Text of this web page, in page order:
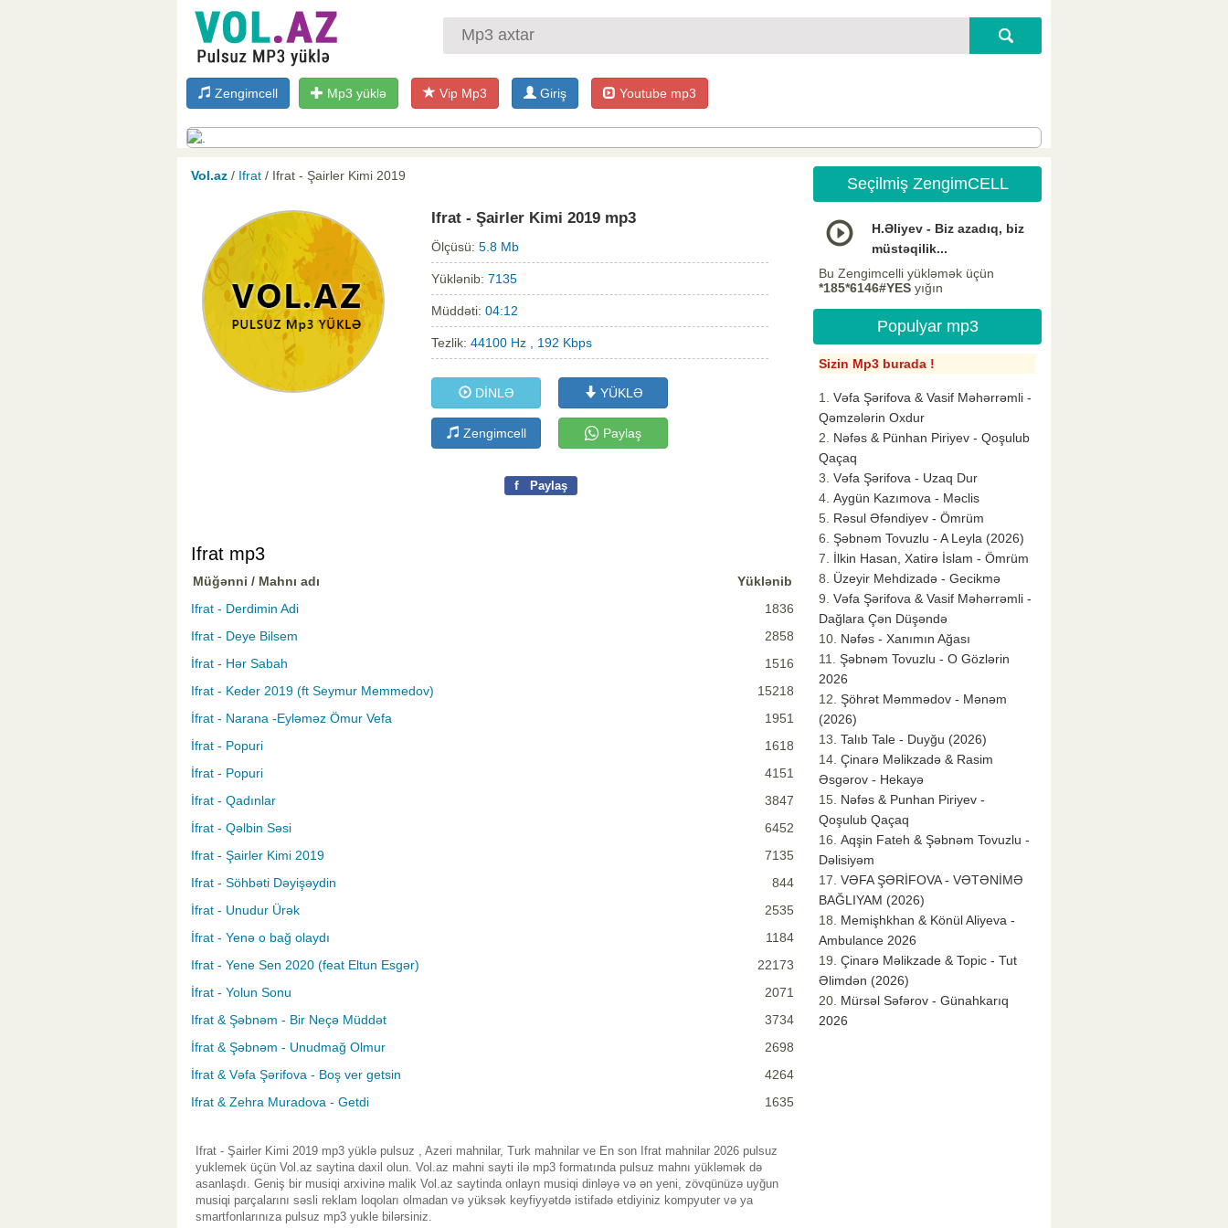
Zengimcell Mp3 yüklə Vip Mp3 Giriş Youtube mp3
Vol.az / Ifrat / Ifrat - Şairler Kimi 2019
Ifrat - Şairler Kimi 2019 mp3
Ölçüsü: 5.8 Mb
Yüklənib: 7135
Müddəti: 04:12
Tezlik: 44100 Hz , 192 Kbps
DİNLƏ YÜKLƏ
Zengimcell Paylaş
f Paylaş
Ifrat mp3
Müğənni / Mahnı adı
Yüklənib
Ifrat - Derdimin Adi
1836
Ifrat - Deye Bilsem
2858
İfrat - Hər Sabah
1516
Ifrat - Keder 2019 (ft Seymur Memmedov)
15218
İfrat - Narana -Eyləməz Ömur Vefa
1951
İfrat - Popuri
1618
İfrat - Popuri
4151
İfrat - Qadınlar
3847
İfrat - Qəlbin Səsi
6452
Ifrat - Şairler Kimi 2019
7135
Ifrat - Söhbəti Dəyişəydin
844
İfrat - Unudur Ürək
2535
İfrat - Yenə o bağ olaydı
1184
Ifrat - Yene Sen 2020 (feat Eltun Esgər)
22173
İfrat - Yolun Sonu
2071
Ifrat & Şəbnəm - Bir Neçə Müddət
3734
İfrat & Şəbnəm - Unudmağ Olmur
2698
İfrat & Vəfa Şərifova - Boş ver getsin
4264
Ifrat & Zehra Muradova - Getdi
1635
Ifrat - Şairler Kimi 2019 mp3 yüklə pulsuz , Azeri mahnilar, Turk mahnilar ve En son Ifrat mahnilar 2026 pulsuz
yuklemek üçün Vol.az saytina daxil olun. Vol.az mahni sayti ilə mp3 formatında pulsuz mahnı yükləmək də
asanlaşdı. Geniş bir musiqi arxivinə malik Vol.az saytinda onlayn musiqi dinləyə və ən yeni, zövqünüzə uyğun
musiqi parçalarını səsli reklam loqoları olmadan və yüksək keyfiyyətdə istifadə etdiyiniz kompyuter və ya
smartfonlarınıza pulsuz mp3 yukle bilərsiniz.
Seçilmiş ZengimCELL
H.Əliyev - Biz azadıq, biz
müstəqilik...
Bu Zengimcelli yükləmək üçün
*185*6146#YES yığın
Populyar mp3
Sizin Mp3 burada !
Vəfa Şərifova & Vasif Məhərrəmli -
Qəmzələrin Oxdur
Nəfəs & Pünhan Piriyev - Qoşulub
Qaçaq
Vəfa Şərifova - Uzaq Dur
Aygün Kazımova - Məclis
Rəsul Əfəndiyev - Ömrüm
Şəbnəm Tovuzlu - A Leyla (2026)
İlkin Hasan, Xatirə İslam - Ömrüm
Üzeyir Mehdizadə - Gecikmə
Vəfa Şərifova & Vasif Məhərrəmli -
Dağlara Çən Düşəndə
Nəfəs - Xanımın Ağası
Şəbnəm Tovuzlu - O Gözlərin
2026
Şöhrət Məmmədov - Mənəm
(2026)
Talıb Tale - Duyğu (2026)
Çinarə Məlikzadə & Rasim
Əsgərov - Hekayə
Nəfəs & Punhan Piriyev -
Qoşulub Qaçaq
Aqşin Fateh & Şəbnəm Tovuzlu -
Dəlisiyəm
VƏFA ŞƏRİFOVA - VƏTƏNİMƏ
BAĞLIYAM (2026)
Memişhkhan & Könül Aliyeva -
Ambulance 2026
Çinarə Məlikzade & Topic - Tut
Əlimdən (2026)
Mürsəl Səfərov - Günahkarıq
2026